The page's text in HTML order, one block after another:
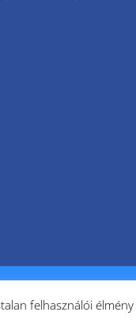
felhasználói